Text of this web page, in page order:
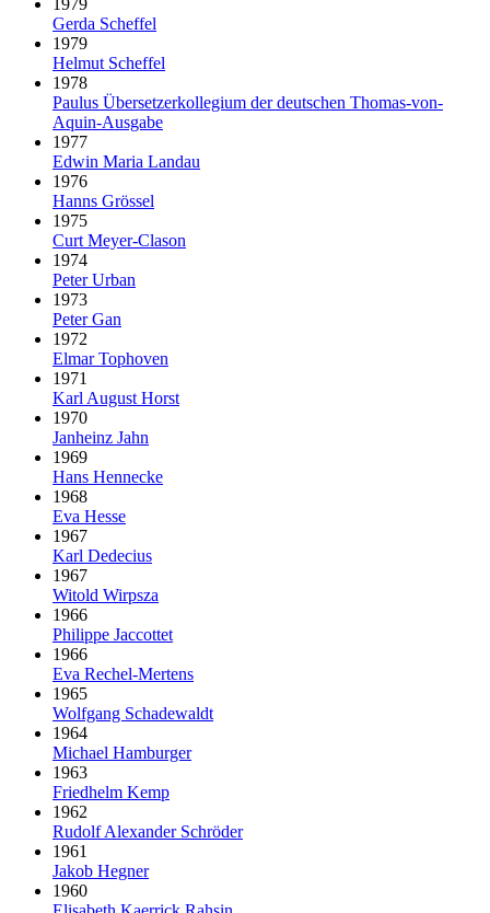
Gerda Scheffel
1979
Helmut Scheffel
1978
Paulus Über­setzer­kollegium der deut­schen Thomas-von-
Aquin-Ausgabe
1977
Edwin Maria Landau
1976
Hanns Grössel
1975
Curt Meyer-Clason
1974
Peter Urban
1973
Peter Gan
1972
Elmar Tophoven
1971
Karl August Horst
1970
Janheinz Jahn
1969
Hans Hennecke
1968
Eva Hesse
1967
Karl Dedecius
1967
Witold Wirpsza
1966
Philippe Jaccottet
1966
Eva Rechel-Mertens
1965
Wolfgang Schadewaldt
1964
Michael Hamburger
1963
Friedhelm Kemp
1962
Rudolf Alexander Schröder
1961
Jakob Hegner
1960